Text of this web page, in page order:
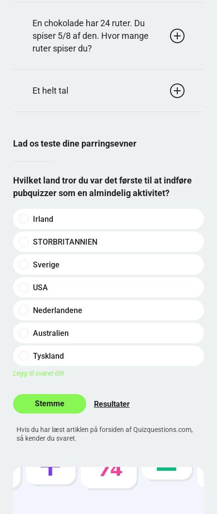
Del 9 på 4. 4 går 2 gange med rest 1, så det bliver 2
hele og 1/4 tilbage.
En chokolade har 24 ruter. Du
spiser 5/8 af den. Hvor mange
ruter spiser du?
Find først 1/8 af 24: 24/8 = 3. Gang 3 med 5 giver
15, så du spiser 15 ruter.
Et helt tal
helheden. 4/4 betyder, at alle fire dele er med, altså
en hel.
Lad os teste dine parringsevner
Hvilket land tror du var det første til at indføre
pubquizzer som en almindelig aktivitet?
Irland
STORBRITANNIEN
Sverige
USA
Nederlandene
Australien
Tyskland
Legg til svaret ditt
Resultater
Hvis du har læst artiklen på forsiden af Quizquestions.com,
så kender du svaret.